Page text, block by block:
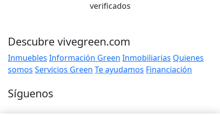
verificados
Descubre vivegreen.com
Inmuebles Información Green Inmobiliarias Quienes
somos Servicios Green Te ayudamos Financiación
Síguenos